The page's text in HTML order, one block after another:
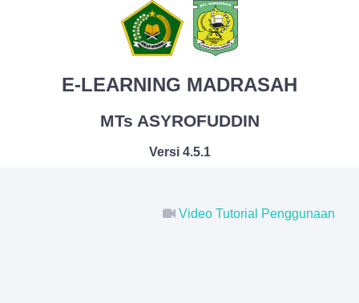
E-LEARNING MADRASAH
MTs ASYROFUDDIN
Versi 4.5.1
Video Tutorial Penggunaan